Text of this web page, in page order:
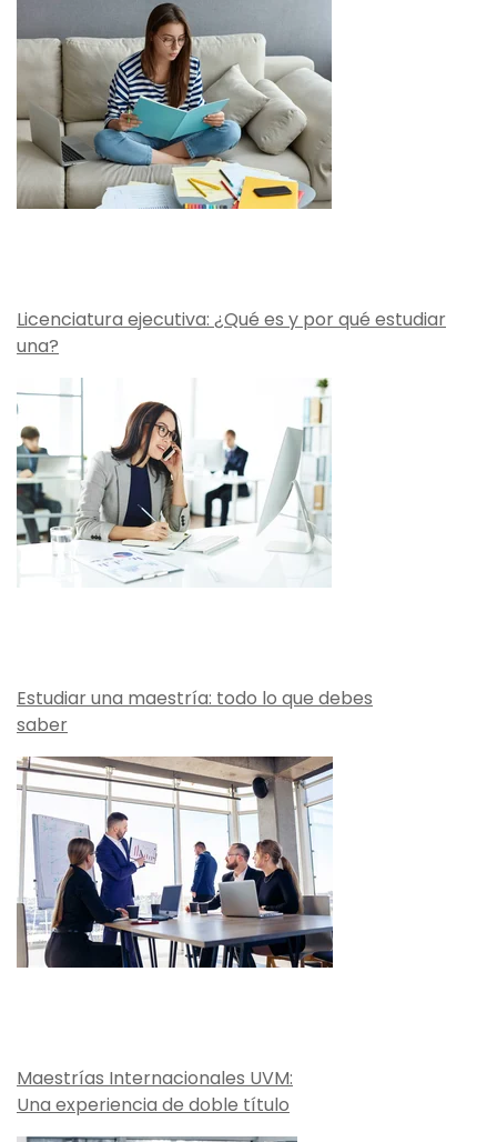
Licenciatura ejecutiva: ¿Qué es y por qué estudiar
una?
Estudiar una maestría: todo lo que debes
saber
Maestrías Internacionales UVM:
Una experiencia de doble título